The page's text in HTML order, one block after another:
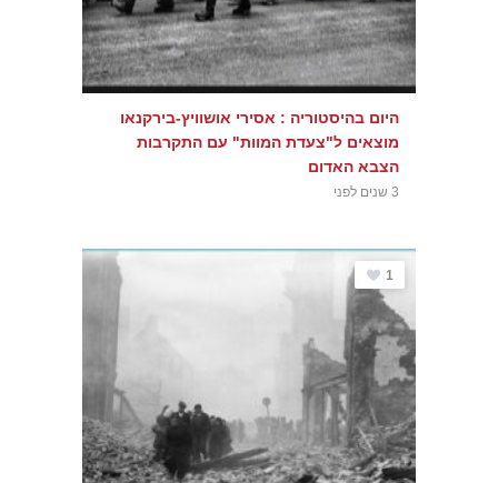
היום בהיסטוריה : אסירי אושוויץ-בירקנאו
מוצאים ל"צעדת המוות" עם התקרבות
הצבא האדום
3 שנים לפני
1